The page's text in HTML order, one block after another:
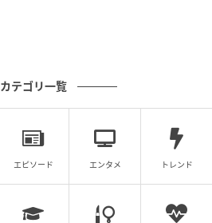
カテゴリ一覧
エピソード エンタメ トレンド